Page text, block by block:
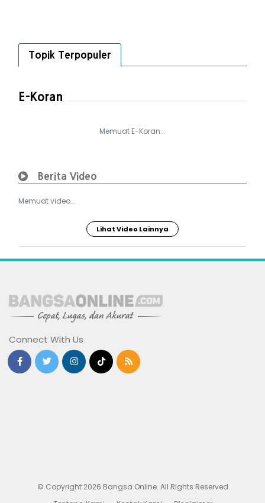
Topik Terpopuler
E-Koran
Memuat E-Koran...
Berita Video
Memuat video...
Lihat Video Lainnya
Connect With Us
© Copyright 2026 Bangsa Online. All Rights Reserved